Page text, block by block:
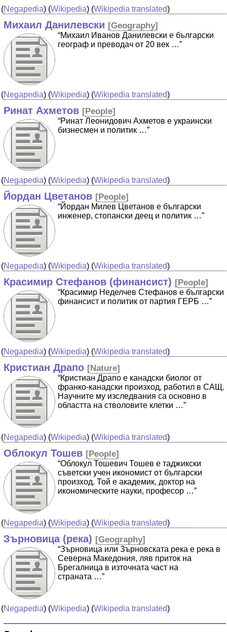
(Negapedia) (Wikipedia) (Wikipedia translated)
Михаил Данилевски [Geography]
“Михаил Иванов Данилевски е български
географ и преводач от 20 век …”
(Negapedia) (Wikipedia) (Wikipedia translated)
Ринат Ахметов [People]
“Ринат Леонидович Ахметов е украински
бизнесмен и политик …”
(Negapedia) (Wikipedia) (Wikipedia translated)
Йордан Цветанов [People]
“Йордан Милев Цветанов е български
инженер, стопански деец и политик …”
(Negapedia) (Wikipedia) (Wikipedia translated)
Красимир Стефанов (финансист) [People]
“Красимир Неделчев Стефанов е български
финансист и политик от партия ГЕРБ …”
(Negapedia) (Wikipedia) (Wikipedia translated)
Кристиан Драпо [Nature]
“Кристиан Драпо е канадски биолог от
франко-канадски произход, работил в САЩ.
Научните му изследвания са основно в
областта на стволовите клетки …”
(Negapedia) (Wikipedia) (Wikipedia translated)
Облокул Тошев [People]
“Облокул Тошевич Тошев е таджикски
съветски учен икономист от български
произход. Той е академик, доктор на
икономическите науки, професор …”
(Negapedia) (Wikipedia) (Wikipedia translated)
Зърновица (река) [Geography]
“Зърновица или Зърновската река е река в
Северна Македония, ляв приток на
Брегалница в източната част на
страната …”
(Negapedia) (Wikipedia) (Wikipedia translated)